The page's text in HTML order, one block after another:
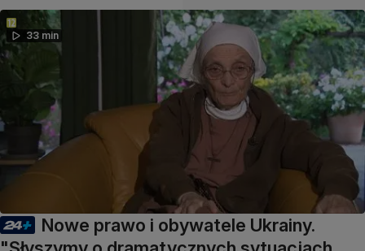
33 min
Nowe prawo i obywatele Ukrainy.